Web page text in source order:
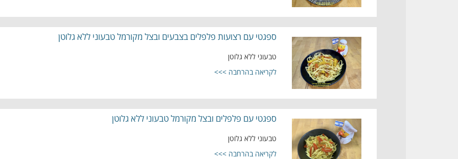
ספגטי עם רצועות פלפלים בצבעים ובצל מקורמל טבעוני ללא גלוטן
טבעוני ללא גלוטן
לקריאה בהרחבה >>>
ספגטי עם פלפלים ובצל מקורמל טבעוני ללא גלוטן
טבעוני ללא גלוטן
לקריאה בהרחבה >>>